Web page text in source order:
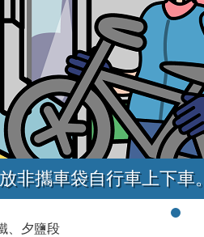
非攜車袋自行車上下車。
、夕鹽段